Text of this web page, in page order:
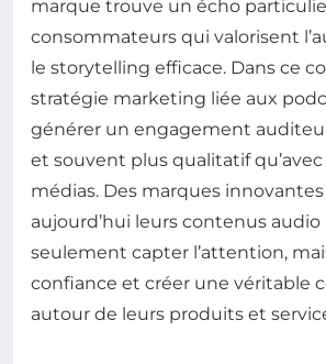
marque trouve un écho
consommateurs qui valorisent
le storytelling efficace. Dans ce
stratégie marketing liée aux
générer un engagement
et souvent plus qualitatif qu’avec
médias. Des marques
aujourd’hui leurs contenus
seulement capter l’attention,
confiance et créer une véritable
autour de leurs produits et